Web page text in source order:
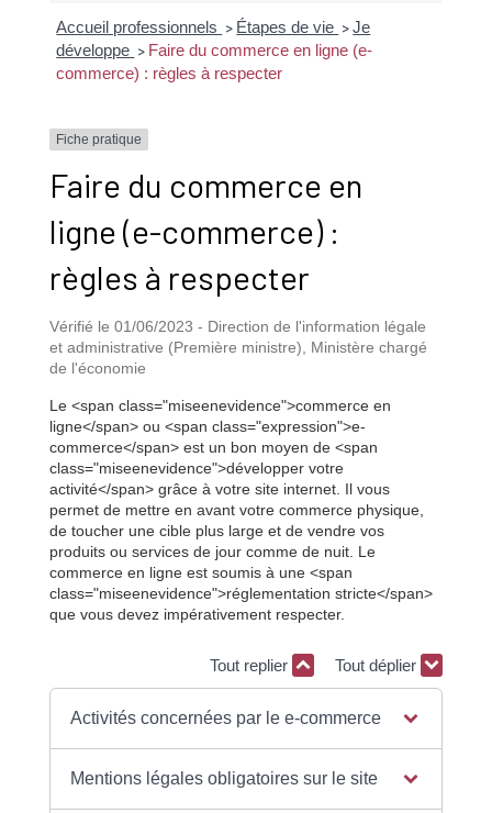
Accueil professionnels > Étapes de vie > Je
développe > Faire du commerce en ligne (e-
commerce) : règles à respecter
Fiche pratique
Faire du commerce en
ligne (e-commerce) :
règles à respecter
Vérifié le 01/06/2023 - Direction de l'information légale
et administrative (Première ministre), Ministère chargé
de l'économie
Le <span class="miseenevidence">commerce en
ligne</span> ou <span class="expression">e-
commerce</span> est un bon moyen de <span
class="miseenevidence">développer votre
activité</span> grâce à votre site internet. Il vous
permet de mettre en avant votre commerce physique,
de toucher une cible plus large et de vendre vos
produits ou services de jour comme de nuit. Le
commerce en ligne est soumis à une <span
class="miseenevidence">réglementation stricte</span>
que vous devez impérativement respecter.
Tout replier Tout déplier
Activités concernées par le e-commerce
Mentions légales obligatoires sur le site